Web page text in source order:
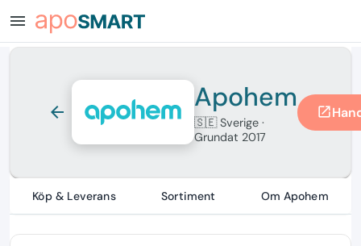
menu
arrow_back Apohem
🇸🇪 Sverige ·
Grundat 2017
open_in_new
Köp & Leverans Sortiment Om Apohem